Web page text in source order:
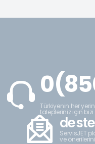
Türkiyenin her
talepleriniz için bizi
ServisJET
ve